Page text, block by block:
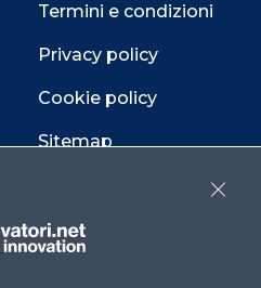
Termini e condizioni
Privacy policy
Cookie policy
Sitemap